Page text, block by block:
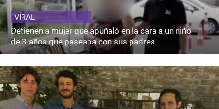
VIRAL
Detienen a mujer que apuñaló en la cara a un niño
de 3 años que paseaba con sus padres.